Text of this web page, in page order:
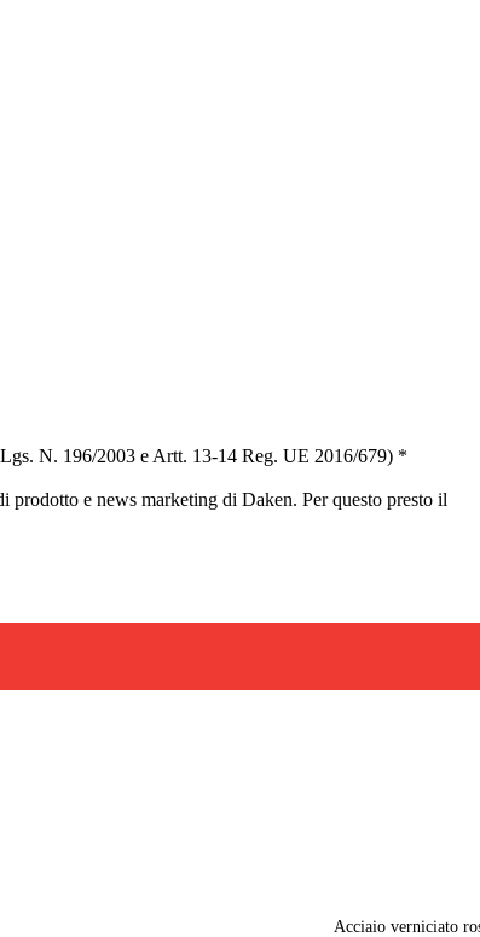
N. 196/2003 e Artt. 13-14 Reg. UE 2016/679) *
e news marketing di Daken. Per questo presto il
Acciaio verniciato